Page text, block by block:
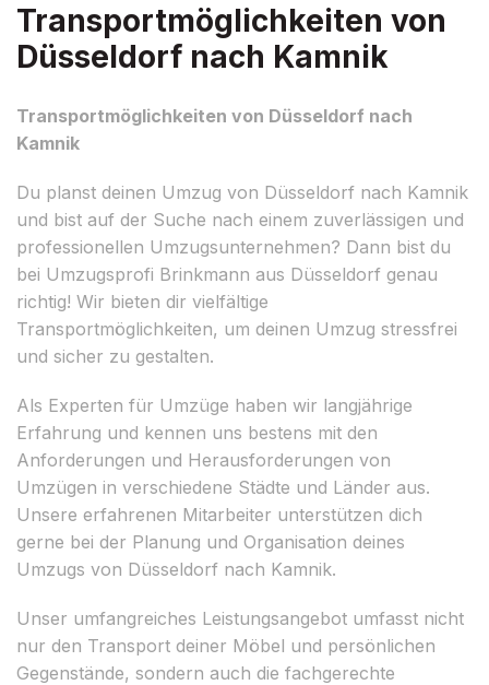
Transportmöglichkeiten von
Düsseldorf nach Kamnik
Transportmöglichkeiten von Düsseldorf nach
Kamnik
Du planst deinen Umzug von Düsseldorf nach Kamnik
und bist auf der Suche nach einem zuverlässigen und
professionellen Umzugsunternehmen? Dann bist du
bei Umzugsprofi Brinkmann aus Düsseldorf genau
richtig! Wir bieten dir vielfältige
Transportmöglichkeiten, um deinen Umzug stressfrei
und sicher zu gestalten.
Als Experten für Umzüge haben wir langjährige
Erfahrung und kennen uns bestens mit den
Anforderungen und Herausforderungen von
Umzügen in verschiedene Städte und Länder aus.
Unsere erfahrenen Mitarbeiter unterstützen dich
gerne bei der Planung und Organisation deines
Umzugs von Düsseldorf nach Kamnik.
Unser umfangreiches Leistungsangebot umfasst nicht
nur den Transport deiner Möbel und persönlichen
Gegenstände, sondern auch die fachgerechte